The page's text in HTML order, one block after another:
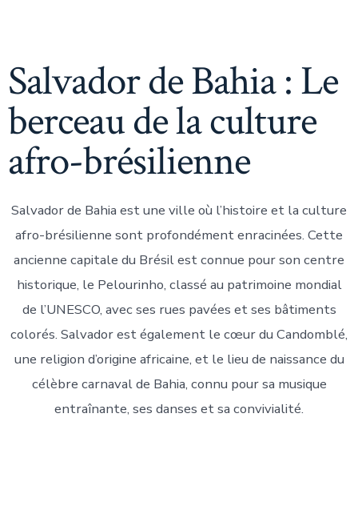
Salvador de Bahia : Le
berceau de la culture
afro-brésilienne
Salvador de Bahia est une ville où l’histoire et la culture
afro-brésilienne sont profondément enracinées. Cette
ancienne capitale du Brésil est connue pour son centre
historique, le Pelourinho, classé au patrimoine mondial
de l’UNESCO, avec ses rues pavées et ses bâtiments
colorés. Salvador est également le cœur du Candomblé,
une religion d’origine africaine, et le lieu de naissance du
célèbre carnaval de Bahia, connu pour sa musique
entraînante, ses danses et sa convivialité.